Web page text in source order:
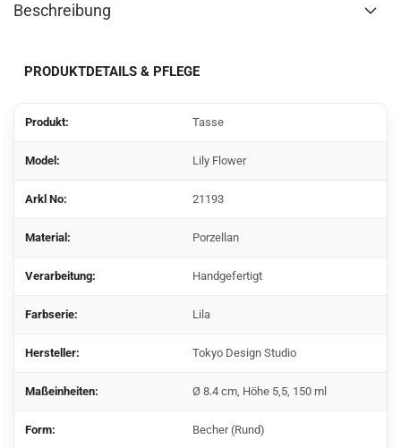
Beschreibung
PRODUKTDETAILS & PFLEGE
Produkt: Tasse
Model: Lily Flower
Arkl No: 21193
Material: Porzellan
Verarbeitung: Handgefertigt
Farbserie: Lila
Hersteller: Tokyo Design Studio
Maßeinheiten: Ø 8.4 cm, Höhe 5,5, 150 ml
Form: Becher (Rund)